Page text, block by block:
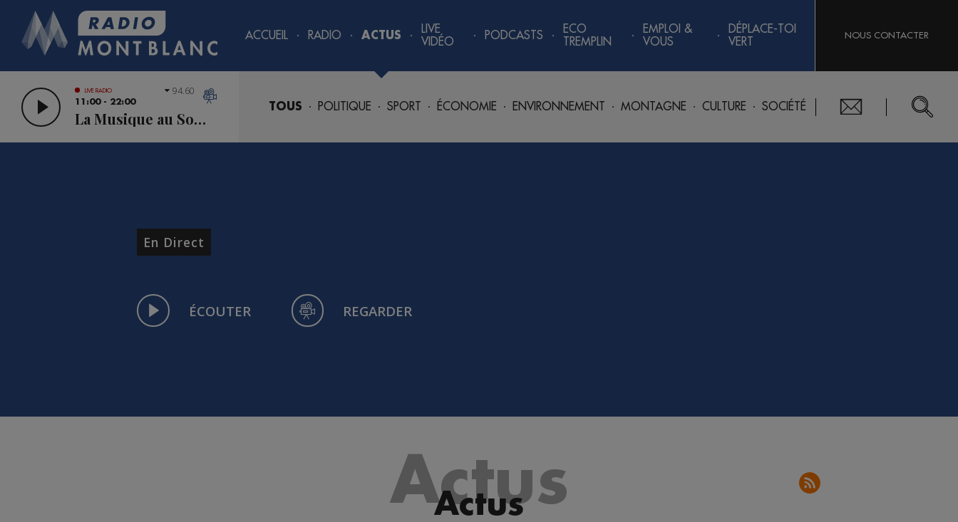
ACCUEIL RADIO ACTUS
TOUS POLITIQUE SPORT ÉCONOMIE ENVIRONNEMENT MONTAGNE CULTURE SOCIÉTÉ
LIVE
VIDÉO
PODCASTS
ECO
TREMPLIN
EMPLOI &
VOUS
DÉPLACE-TOI
VERT
NOUS CONTACTER
LIVE RADIO
11:00 - 22:00
La Musique au Sommet
94.60
En Direct
ÉCOUTER REGARDER
Actus
Actus